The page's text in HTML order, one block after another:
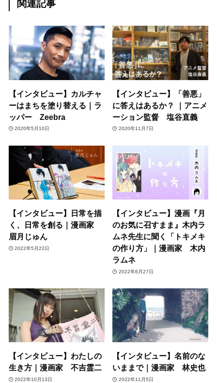
関連記事
【インタビュー】カルチャ
ーはまちを塗り替える｜ラ
ッパー Zeebra
2020年5月10日
【インタビュー】「善悪」
に答えはあるか？ ｜アニメ
ーション監督 塩谷直義
2020年11月7日
【インタビュー】日常を描
く、日常を創る｜漫画家
眉月じゅん
2022年5月22日
【インタビュー】漫画『月
のお気に召すまま』木内ラ
ムネ先生に聞く「トキメキ
の作り方」｜漫画家 木内
ラムネ
2022年6月27日
【インタビュー】わたしの
生き方｜漫画家 不吉霊二
2022年10月13日
【インタビュー】名前のな
いままで｜漫画家 林史也
2022年11月5日